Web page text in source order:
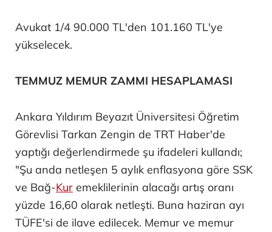
Avukat 1/4 90.000 TL'den 101.160 TL'ye
yükselecek.
TEMMUZ MEMUR ZAMMI HESAPLAMASI
Ankara Yıldırım Beyazıt Üniversitesi Öğretim
Görevlisi Tarkan Zengin de TRT Haber'de
yaptığı değerlendirmede şu ifadeleri kullandı;
"Şu anda netleşen 5 aylık enflasyona göre SSK
ve Bağ-Kur emeklilerinin alacağı artış oranı
yüzde 16,60 olarak netleşti. Buna haziran ayı
TÜFE'si de ilave edilecek. Memur ve memur